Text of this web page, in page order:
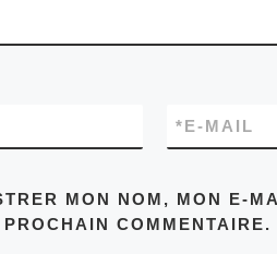
E-MAIL
*
MON NOM, MON E-
COMMENTAIRE.